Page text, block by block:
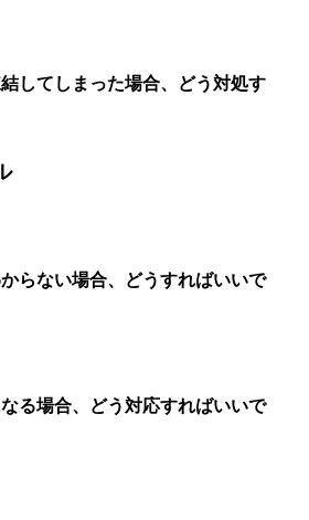
してしまった場合、どう対処す
らない場合、どうすればいいで
る場合、どう対応すればいいで